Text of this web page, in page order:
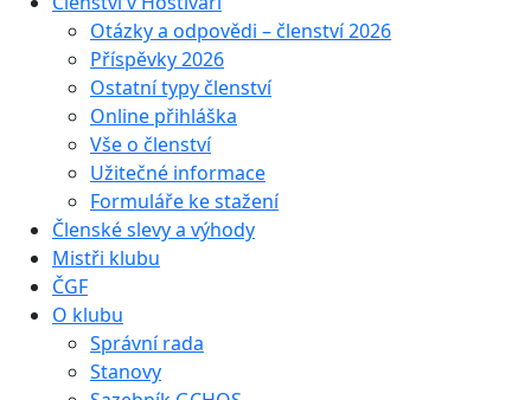
Otázky a odpovědi – členství 2026
Příspěvky 2026
Ostatní typy členství
Online přihláška
Vše o členství
Užitečné informace
Formuláře ke stažení
Členské slevy a výhody
Mistři klubu
ČGF
O klubu
Správní rada
Stanovy